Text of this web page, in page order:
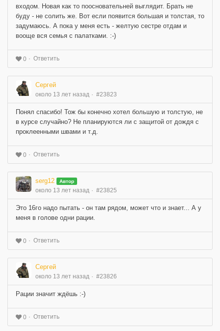
входом. Новая как то поосновательней выглядит. Брать не
буду - не солить же. Вот если появится большая и толстая, то
задумаюсь. А пока у меня есть - желтую сестре отдам и
вооще вся семья с палатками. :-)
0 Ответить
Сергей
около 13 лет назад #23823
Понял спасибо! Тож бы конечно хотел большую и толстую, не
в курсе случайно? Не планируются ли с защитой от дождя с
проклеенными швами и т.д.
0 Ответить
serg12 Автор
около 13 лет назад #23825
Это 16го надо пытать - он там рядом, может что и знает... А у
меня в голове одни рации.
0 Ответить
Сергей
около 13 лет назад #23826
Рации значит ждёшь :-)
0 Ответить